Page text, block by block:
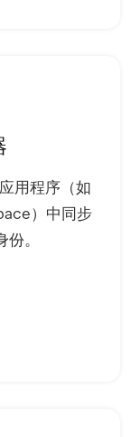
用程序（如
）中同步
。